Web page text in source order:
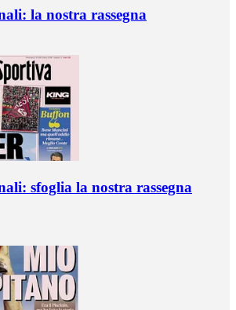
la nostra rassegna
sfoglia la nostra rassegna